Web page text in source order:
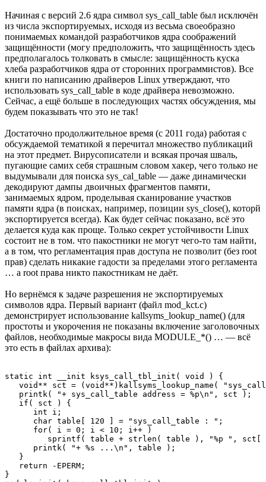
Начиная с версий 2.6 ядра символ sys_call_table был исключён
из числа экспортируемых, исходя из весьма своеобразно
понимаемых командой разработчиков ядра соображений
защищённости (могу предположить, что защищённость здесь
предполагалось толковать в смысле: защищённость куска
хлеба разработчиков ядра от сторонних программистов). Все
книги по написанию драйверов Linux утверждают, что
использовать sys_call_table в коде драйвера невозможно.
Сейчас, а ещё больше в последующих частях обсуждения, мы
будем показывать что это не так!
Достаточно продолжительное время (с 2011 года) работая с
обсуждаемой тематикой я перечитал множество публикаций
на этот предмет. Вирусописатели и всякая прочая шваль,
пугающие самих себя страшным словом хакер, чего только не
выдумывали для поиска sys_cal_table — даже динамически
декодируют дампы двоичных фрагментов памяти,
занимаемых ядром, проделывая сканирование участков
памяти ядра (в поисках, например, позиции sys_close(), которй
экспортируется всегда). Как будет сейчас показано, всё это
делается куда как проще. Только секрет устойчивости Linux
состоит не в том. что пакостники не могут чего-то там найти,
а в том, что регламентация прав доступа не позволит (без root
прав) сделать никакие гадости за пределами этого регламента
… а root права никто пакостникам не даёт.
Но вернёмся к задаче разрешения не экспортируемых
символов ядра. Первый вариант (файл mod_kct.c)
демонстрирует использование kallsyms_lookup_name() (для
простоты и укорочения не показаны включение заголовочных
файлов, необходимые макросы вида MODULE_*() … — всё
это есть в файлах архива):
static int __init ksys_call_tbl_init( void ) {
void** sct = (void**)kallsyms_lookup_name(
   printk( "+ sys_call_table address = %p\n", sct );
   if( sct ) {
      int i;
      char table[ 120 ] = "sys_call_table : ";
      for( i = 0; i < 10; i++ )
sprintf( table + strlen( table ), "%p ",
      printk( "+ %s ...\n", table );
   }
   return -EPERM;
}